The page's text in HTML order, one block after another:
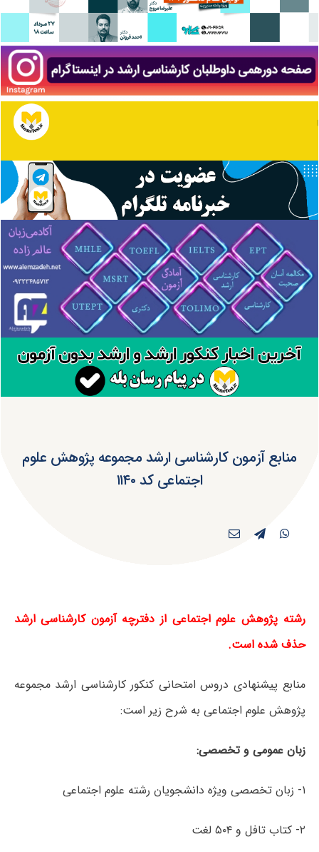
منابع آزمون کارشناسی ارشد مجموعه پژوهش علوم
اجتماعی کد ۱۱۴۰
رشته پژوهش علوم اجتماعی از دفترچه آزمون کارشناسی ارشد
حذف شده است.
منابع پیشنهادی دروس امتحانی کنکور کارشناسی ارشد مجموعه
پژوهش علوم اجتماعی به شرح زیر است:
زبان عمومی و تخصصی:
۱- زبان تخصصی ویژه دانشجویان رشته علوم اجتماعی
۲- کتاب تافل و ۵۰۴ لغت